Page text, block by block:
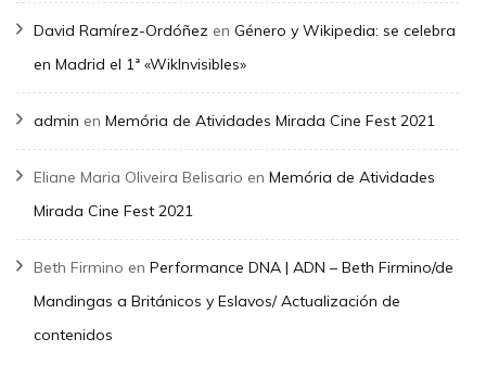
David Ramírez-Ordóñez en Género y Wikipedia: se celebra
en Madrid el 1ª «WikInvisibles»
admin en Memória de Atividades Mirada Cine Fest 2021
Eliane Maria Oliveira Belisario en Memória de Atividades
Mirada Cine Fest 2021
Beth Firmino en Performance DNA | ADN – Beth Firmino/de
Mandingas a Británicos y Eslavos/ Actualización de
contenidos